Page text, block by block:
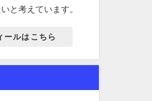
と考えています。
ールはこちら